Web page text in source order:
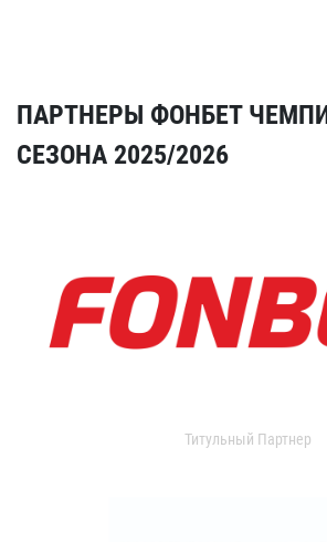
ПАРТНЕРЫ ФОНБЕТ
СЕЗОНА 2025/2026
Титульный Партнер